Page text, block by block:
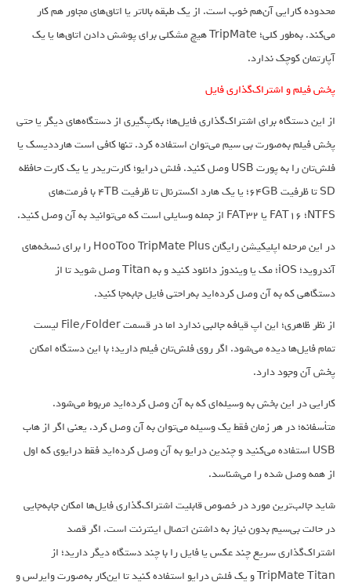
محدوده کارایی آن‌هم خوب است. از یک طبقه بالاتر یا اتاق‌های مجاور هم کار
می‌کند. به‌طور کلی؛ TripMate هیچ مشکلی برای پوشش دادن اتاق‌ها یا یک
آپارتمان کوچک ندارد.
پخش فیلم و اشتراک‌گذاری فایل
از این دستگاه برای اشتراک‌گذاری فایل‌ها؛ بکاپ‌گیری از دستگاه‌های دیگر یا حتی
پخش فیلم به‌صورت بی سیم می‌توان استفاده کرد. تنها کافی است هارددیسک یا
فلش‌تان را به پورت USB وصل کنید. فلش درایو؛ کارت‌ریدر یا یک کارت حافظه
SD تا ظرفیت 64GB؛ یا یک هارد اکسترنال تا ظرفیت 4TB با فرمت‌های
NTFS؛ FAT16 یا FAT32 از جمله وسایلی است که می‌توانید به آن وصل کنید.
در این مرحله اپلیکیشن رایگان HooToo TripMate Plus را برای نسخه‌های
آندروید؛ iOS؛ مک یا ویندوز دانلود کنید و به Titan وصل شوید تا از
دستگاهی که به آن وصل کرده‌اید به‌راحتی فایل جابه‌جا کنید.
از نظر ظاهری؛ این اپ قیافه جالبی ندارد اما در قسمت File/Folder‌ لیست
تمام فایل‌ها دیده می‌شود. اگر روی فلش‌تان فیلم دارید؛ با این دستگاه امکان
پخش آن وجود دارد.
کارایی در این بخش به وسیله‌ای که به آن وصل کرده‌اید مربوط می‌شود.
متأسفانه؛ در هر زمان فقط یک وسیله می‌توان به آن وصل کرد. یعنی اگر از هاب
USB استفاده می‌کنید و چندین درایو به آن وصل کرده‌اید فقط درایوی که اول
از همه وصل شده را می‌شناسد.
شاید جالب‌ترین مورد در خصوص قابلیت اشتراک‌گذاری فایل‌ها امکان جابه‌جایی
در حالت بی‌سیم بدون نیاز به داشتن اتصال اینترنت است. اگر قصد
اشتراک‌گذاری سریع چند عکس یا فایل را با چند دستگاه دیگر دارید؛ از
TripMate Titan و یک فلش درایو استفاده کنید تا این‌کار به‌صورت وایرلس و